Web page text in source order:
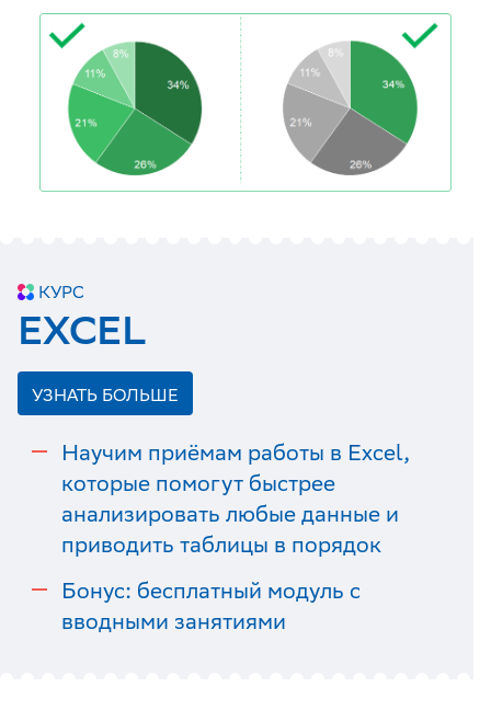
КУРС
EXCEL
УЗНАТЬ БОЛЬШЕ
Научим приёмам работы в Excel,
которые помогут быстрее
анализировать любые данные и
приводить таблицы в порядок
Бонус: бесплатный модуль с
вводными занятиями